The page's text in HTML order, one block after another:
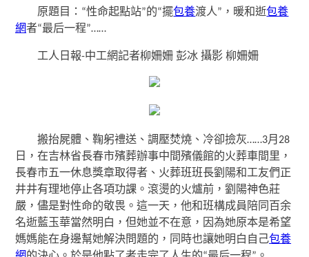
原題目：“性命起點站”的“擺包養渡人”，暖和逝包養
網者“最后一程”……
工人日報-中工網記者柳姍姍 彭冰 攝影 柳姍姍
搬抬屍體、鞠躬禮送、調壓焚燒、冷卻撿灰……3月28
日，在吉林省長春市殯葬辦事中間殯儀館的火葬車間里，
長春市五一休息獎章取得者、火葬班班長劉陽和工友們正
井井有理地停止各項功課。滾燙的火爐前，劉陽神色莊
嚴，儘是對性命的敬畏。這一天，他和班構成員陪同百余
名逝藍玉華當然明白，但她並不在意，因為她原本是希望
媽媽能在身邊幫她解決問題的，同時也讓她明白自己包養